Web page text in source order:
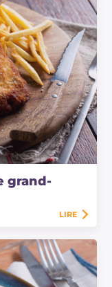
grand-
LIRE